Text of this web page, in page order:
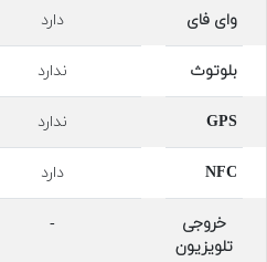
وای‌ فای دارد
بلوتوث ندارد
GPS ندارد
NFC دارد
خروجی
تلویزیون
-